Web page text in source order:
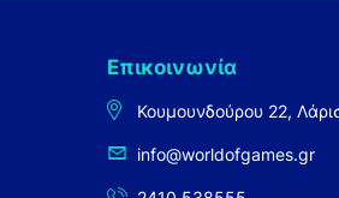
Επικοινωνία
Κουμουνδούρου 22,
info@worldofgames.gr